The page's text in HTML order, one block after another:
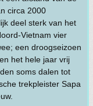
circa 2000
deel sterk van het
Vietnam vier
een droogseizoen
het hele jaar vrij
soms dalen tot
trekpleister Sapa